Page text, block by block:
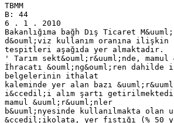
TBMM
B: 44
6 . 1 . 2010
Bakanlığıma bağh Dış Ticaret
d&ouml;viz kullanım oranına ilişkin
tespitleri aşağıda yer almaktadır.
' Tarım sekt&ouml;r&uuml;nde, mamul
İhracatı &ouml;ng&ouml;ren dahilde
belgelerinin ithalat
kaleminde yer alan bazı
i&ccedil;i alım şartı
mamul &uuml;r&uuml;nler
b&uuml;nyesinde kullanılmakta olan
&ccedil;ikolata, yer fıstığı (% 50